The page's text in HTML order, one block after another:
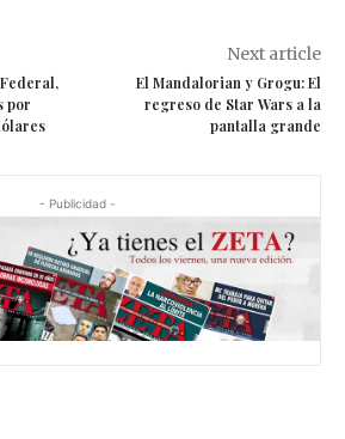
por
Next article
El Mandalorian y Grogu: El
regreso de Star Wars a la
pantalla grande
- Publicidad -